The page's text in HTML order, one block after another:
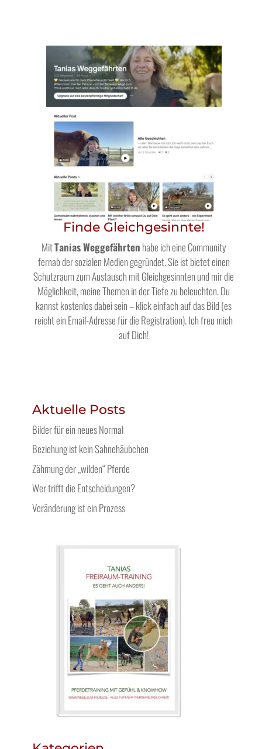
Finde Gleichgesinnte!
MitTanias Weggefährten habe ich eine Community
fernab der sozialen Medien gegründet. Sie ist bietet einen
Schutzraum zum Austausch mit Gleichgesinnten und mir die
Möglichkeit, meine Themen in der Tiefe zu beleuchten. Du
kannst kostenlos dabei sein – klick einfach auf das Bild (es
reicht ein Email-Adresse für die Registration). Ich freu mich
auf Dich!
Aktuelle Posts
Bilder für ein neues Normal
Beziehung ist kein Sahnehäubchen
Zähmung der „wilden“ Pferde
Wer trifft die Entscheidungen?
Veränderung ist ein Prozess